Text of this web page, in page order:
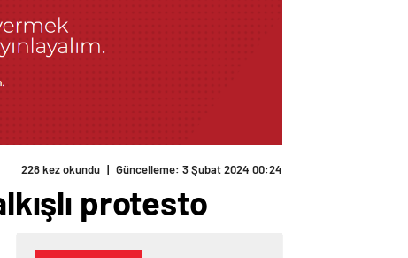
228 kez okundu | Güncelleme: 3 Şubat 2024 00:24
protesto